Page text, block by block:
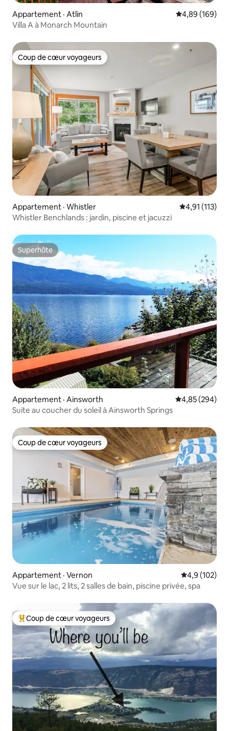
Appartement · Atlin Note
4,89 (169)
Villa A à Monarch Mountain
Coup de cœur voyageurs
Coup de cœur voyageurs
Appartement · Whistler Note
4,91 (113)
Whistler Benchlands : jardin, piscine et jacuzzi
Superhôte
Superhôte
Appartement · Ainsworth Note
4,85 (294)
Suite au coucher du soleil à Ainsworth Springs
Coup de cœur voyageurs
Coup de cœur voyageurs
Appartement · Vernon Note
4,9 (102)
Vue sur le lac, 2 lits, 2 salles de bain, piscine privée, spa
Coup de cœur voyageurs parmi les plus aimés
Coup de cœur voyageurs